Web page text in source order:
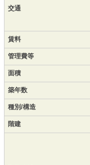
交通
賃料
管理費等
面積
築年数
種別/構造
階建